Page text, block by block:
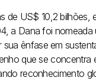
de US$ 10,2
a Dana foi nomeada
ênfase em
que se concentra
reconhecimento